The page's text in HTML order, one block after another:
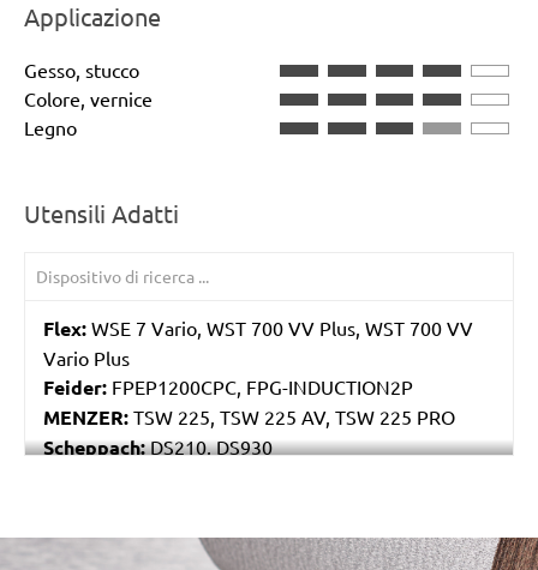
Applicazione
Gesso, stucco
Colore, vernice
Legno
Utensili Adatti
Flex: WSE 7 Vario, WST 700 VV Plus, WST 700 VV
Vario Plus
Feider: FPEP1200CPC, FPG-INDUCTION2P
MENZER: TSW 225, TSW 225 AV, TSW 225 PRO
Scheppach:DS210, DS930
/marketing/parallax/menzer/parallax_logos/